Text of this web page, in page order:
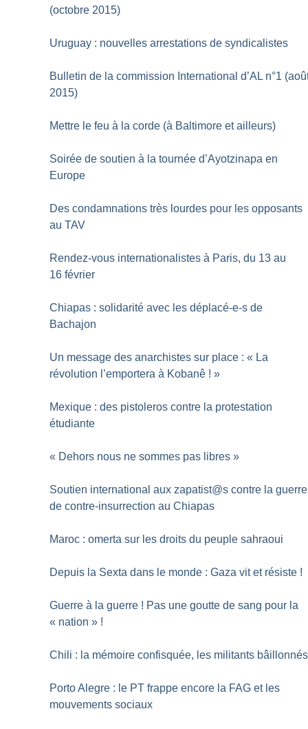
(octobre 2015)
Uruguay : nouvelles arrestations de syndicalistes
Bulletin de la commission International d’AL n°1
2015)
Mettre le feu à la corde (à Baltimore et ailleurs)
Soirée de soutien à la tournée d’Ayotzinapa en
Europe
Des condamnations très lourdes pour les opposants
au TAV
Rendez-vous internationalistes à Paris, du 13 au
16 février
Chiapas : solidarité avec les déplacé-e-s de
Bachajon
Un message des anarchistes sur place : « La
révolution l’emportera à Kobanê ! »
Mexique : des pistoleros contre la protestation
étudiante
« Dehors nous ne sommes pas libres »
Soutien international aux zapatist@s contre la guerre
de contre-insurrection au Chiapas
Maroc : omerta sur les droits du peuple sahraoui
Depuis la Sexta dans le monde : Gaza vit et résiste !
Guerre à la guerre ! Pas une goutte de sang pour la
« nation » !
Chili : la mémoire confisquée, les militants bâillonnés
Porto Alegre : le PT frappe encore la FAG et les
mouvements sociaux